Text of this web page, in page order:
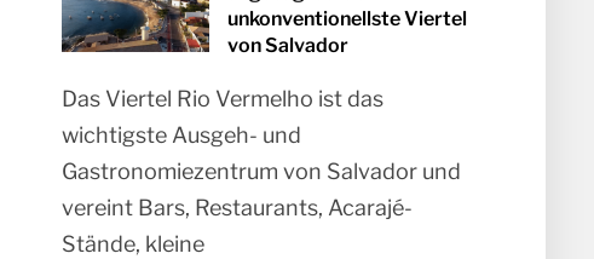
unkonventionellste Viertel
von Salvador
Das Viertel Rio Vermelho ist das
wichtigste Ausgeh- und
Gastronomiezentrum von Salvador und
vereint Bars, Restaurants, Acarajé-
Stände, kleine